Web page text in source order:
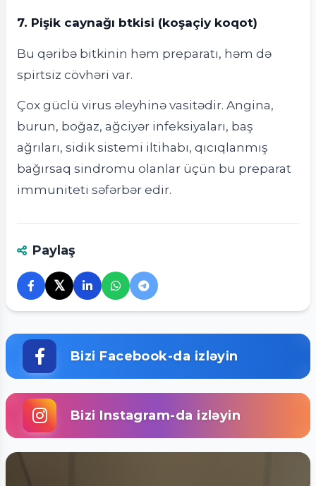
7. Pişik caynağı btkisi (koşaçiy koqot)
Bu qəribə bitkinin həm preparatı, həm də
spirtsiz cövhəri var.
Çox güclü virus əleyhinə vasitədir. Angina,
burun, boğaz, ağciyər infeksiyaları, baş
ağrıları, sidik sistemi iltihabı, qıcıqlanmış
bağırsaq sindromu olanlar üçün bu preparat
immuniteti səfərbər edir.
Paylaş
𝕏
Bizi Facebook-da izləyin
Bizi Instagram-da izləyin